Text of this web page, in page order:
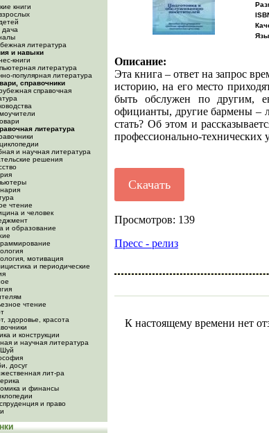
книги
литература
и навыки
книги
литература
популярная литература
справочники
справочная
литература
и научная литература
решения
чтение
и человек
и образование
мотивация
и периодические
чтение
здоровье, красота
и конструкции
и научная литература
досуг
лит-ра
и финансы
и право
Описание:
Эта книга – ответ на запрос
историю, на его место
быть обслужен по другим,
официанты, другие бармены
стать? Об этом и
профессионально-технических
Скачать
Просмотров: 139
Пресс - релиз
К настоящему времени нет